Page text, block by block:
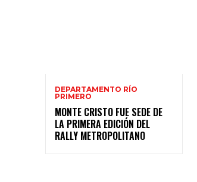
DEPARTAMENTO RÍO
PRIMERO
MONTE CRISTO FUE SEDE DE
LA PRIMERA EDICIÓN DEL
RALLY METROPOLITANO